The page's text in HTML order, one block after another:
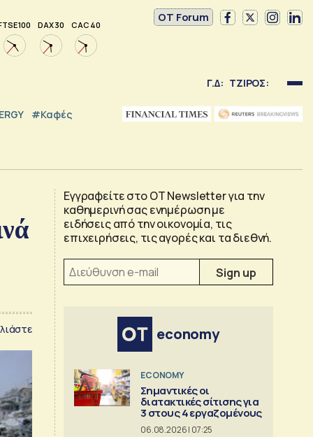
100 DAX 30 CAC 40
OT Forum
Γ.Δ: ΤΖΙΡΟΣ:
#καφές
Εγγραφείτε στο OT Newsletter για την
καθημερινή σας ενημέρωση με
ειδήσεις από την οικονομία, τις
επιχειρήσεις, τις αγορές και τα διεθνή.
economy
ECONOMY
Σημαντικές οι
διατακτικές σίτισης για
3 στους 4 εργαζομένους
06.08.2026 | 07:25